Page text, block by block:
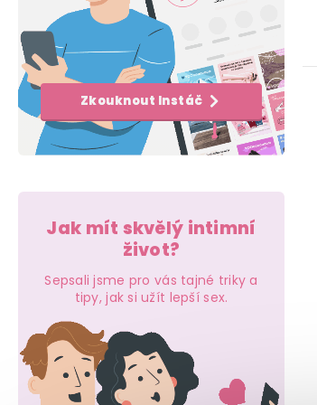
l
Zkouknout Instáč
Jak mít skvělý intimní
život?
Sepsali jsme pro vás tajné triky a
tipy, jak si užít lepší sex.